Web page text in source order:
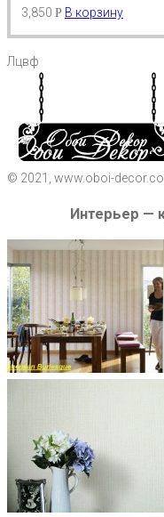
3,850 Р В корзину
Лцвф
© 2021, www.oboi-
Интерьер —